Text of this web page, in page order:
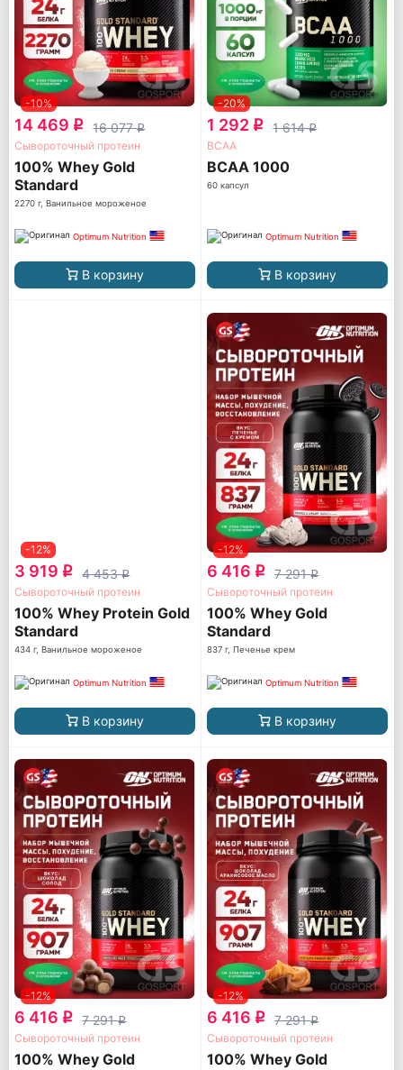
-10%
14 469 q 16 077q
Сывороточный протеин
100% Whey Gold
Standard
2270 г, Ванильное мороженое
Optimum Nutrition
В корзину
-20%
1 292 q 1 614q
ВСАА
BCAA 1000
60 капсул
Optimum Nutrition
В корзину
-12%
3 919 q 4 453q
Сывороточный протеин
100% Whey Protein Gold
Standard
434 г, Ванильное мороженое
Optimum Nutrition
В корзину
-12%
6 416 q 7 291q
Сывороточный протеин
100% Whey Gold
Standard
837 г, Печенье крем
Optimum Nutrition
В корзину
-12%
6 416 q 7 291q
Сывороточный протеин
100% Whey Gold
-12%
6 416 q 7 291q
Сывороточный протеин
100% Whey Gold